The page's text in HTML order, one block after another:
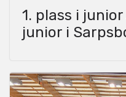
1. plass i junior
junior i